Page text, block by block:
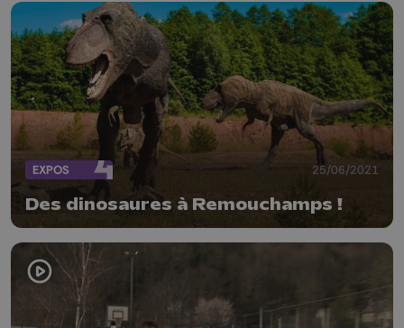
EXPOS 25/06/2021
Des dinosaures à Remouchamps !